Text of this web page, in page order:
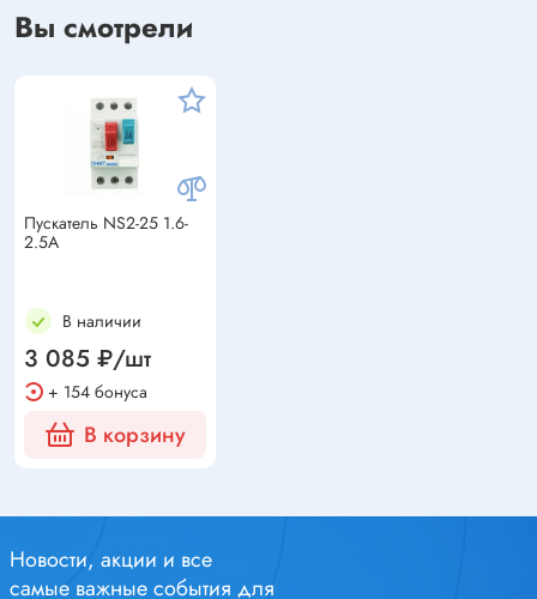
Вы смотрели
Пускатель NS2-25 1.6-
2.5A
В наличии
3 085 ₽/шт
+ 154 бонуса
В корзину
Новости, акции и все
самые важные события для